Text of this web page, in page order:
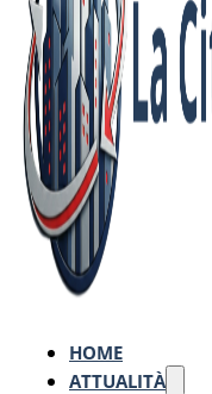
HOME
ATTUALITÀ